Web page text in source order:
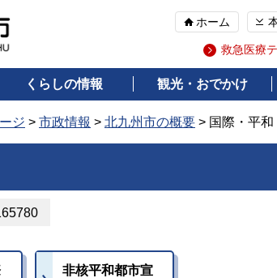
ホーム
救急医療
くらしの情報 観光・おでかけ
ジ > 市政情報 > 北九州市の概要 > 国際・平和
非核平和都市宣